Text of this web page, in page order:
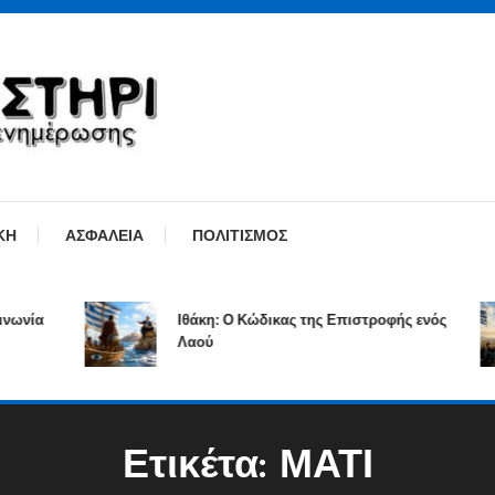
ΑΣΦΑΛΕΙΑ ΠΟΛΙΤΙΣΜΟΣ
Ιθάκη: Ο Κώδικας της Επιστροφής ενός
Λαού
Ετικέτα: ΜΑΤΙ